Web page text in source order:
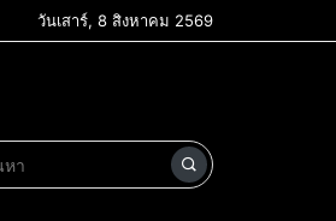
วันเสาร์, 8 สิงหาคม 2569